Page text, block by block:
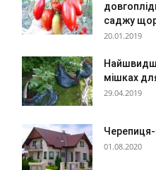
саджу
20.01.2019
мішках
29.04.2019
Черепиця-
01.08.2020